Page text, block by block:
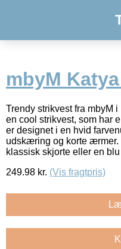
mbyM
Trendy strikvest fra mbyM
en cool strikvest, som har
er designet i en hvid
udskæring og korte ærmer.
klassisk skjorte eller en blu
249.98 kr. (Vis fragtpris)